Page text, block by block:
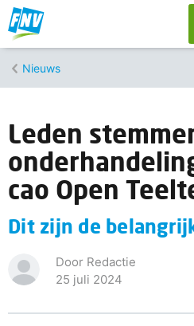
Nieuws
Leden
cao Open
Dit zijn de
Door Redactie
25 juli 2024